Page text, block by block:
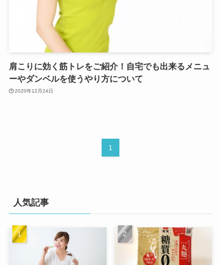
肩こりに効く筋トレをご紹介！自宅でも出来るメニュ
ーやダンベルを使うやり方について
2020年12月24日
1
人気記事